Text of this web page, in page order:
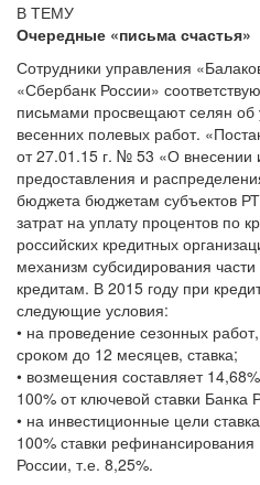
В ТЕМУ
Очередные «письма счастья»
Сотрудники управления
«Сбербанк России»
письмами просвещают селян об
весенних полевых работ.
от 27.01.15 г. № 53 «О внесении
предоставления и
бюджета бюджетам субъектов
затрат на уплату процентов по
российских кредитных
механизм субсидирования
кредитам. В 2015 году при
следующие условия:
• на проведение сезонных
сроком до 12 месяцев, ставка;
• возмещения составляет
100% от ключевой ставки Банка
• на инвестиционные цели
100% ставки рефинансирования
России, т.е. 8,25%.